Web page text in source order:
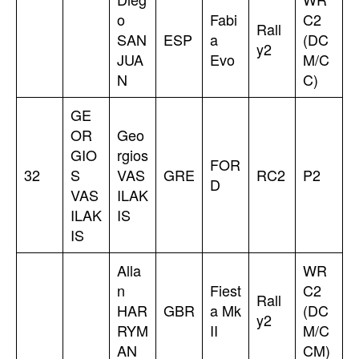
o
SAN
JUA
N
ESP
Fabi
a
Evo
Rall
y2
C2
(DC
M/C
C)
32
GE
OR
GIO
S
VAS
ILAK
IS
Geo
rgios
VAS
ILAK
IS
GRE
FOR
D
RC2 P2
Alla
n
HAR
RYM
AN
GBR
Fiest
a Mk
II
Rall
y2
WR
C2
(DC
M/C
CM)